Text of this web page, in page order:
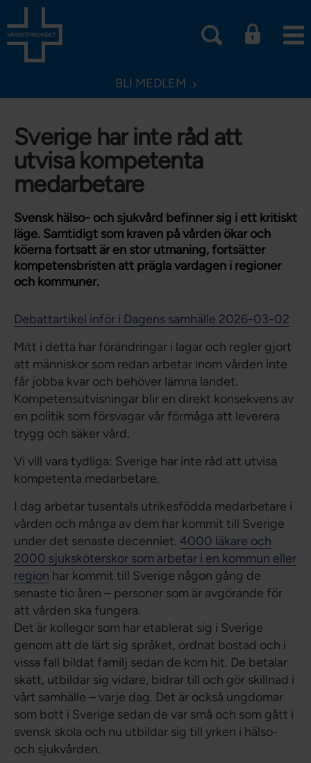
BLI MEDLEM
Sverige har inte råd att
utvisa kompetenta
medarbetare
Svensk hälso- och sjukvård befinner sig i ett kritiskt
läge. Samtidigt som kraven på vården ökar och
köerna fortsatt är en stor utmaning, fortsätter
kompetensbristen att prägla vardagen i regioner
och kommuner.
Debattartikel inför i Dagens samhälle 2026-03-02
Mitt i detta har förändringar i lagar och regler gjort
att människor som redan arbetar inom vården inte
får jobba kvar och behöver lämna landet.
Kompetensutvisningar blir en direkt konsekvens av
en politik som försvagar vår förmåga att leverera
trygg och säker vård.
Vi vill vara tydliga: Sverige har inte råd att utvisa
kompetenta medarbetare.
I dag arbetar tusentals utrikesfödda medarbetare i
vården och många av dem har kommit till Sverige
under det senaste decenniet. 4000 läkare och
2000 sjuksköterskor som arbetar i en kommun eller
region har kommit till Sverige någon gång de
senaste tio åren – personer som är avgörande för
att vården ska fungera.
Det är kollegor som har etablerat sig i Sverige
genom att de lärt sig språket, ordnat bostad och i
vissa fall bildat familj sedan de kom hit. De betalar
skatt, utbildar sig vidare, bidrar till och gör skillnad i
vårt samhälle – varje dag. Det är också ungdomar
som bott i Sverige sedan de var små och som gått i
svensk skola och nu utbildar sig till yrken i hälso-
och sjukvården.